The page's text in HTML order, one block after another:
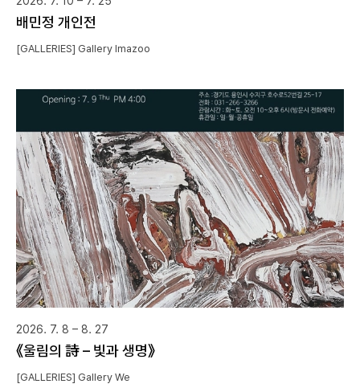
배민정 개인전
[GALLERIES] Gallery Imazoo
2026. 7. 8 – 8. 27
《울림의 詩 – 빛과 생명》
[GALLERIES] Gallery We